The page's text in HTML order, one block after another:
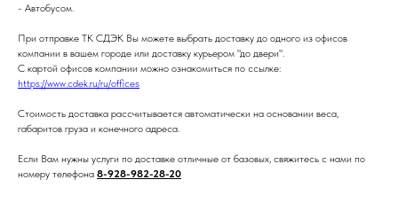
- Автобусом.
При отправке ТК СДЭК Вы можете выбрать доставку до одного из офисов
компании в вашем городе или доставку курьером "до двери".
С картой офисов компании можно ознакомиться по ссылке:
https://www.cdek.ru/ru/offices
Стоимость доставка рассчитывается автоматически на основании веса,
габаритов груза и конечного адреса.
Если Вам нужны услуги по доставке отличные от базовых , свяжитесь с нами по
номеру телефона 8-928-982-28-20